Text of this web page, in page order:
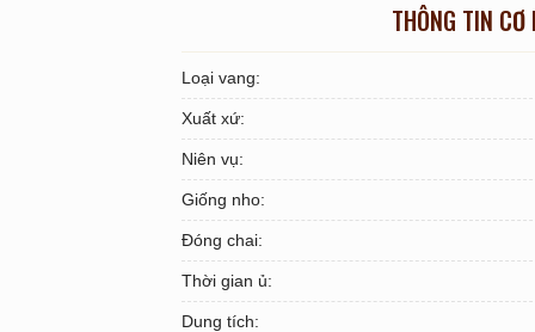
THÔNG TIN CƠ
Loại vang:
Xuất xứ:
Niên vụ:
Giống nho:
Đóng chai:
Thời gian ủ:
Dung tích: